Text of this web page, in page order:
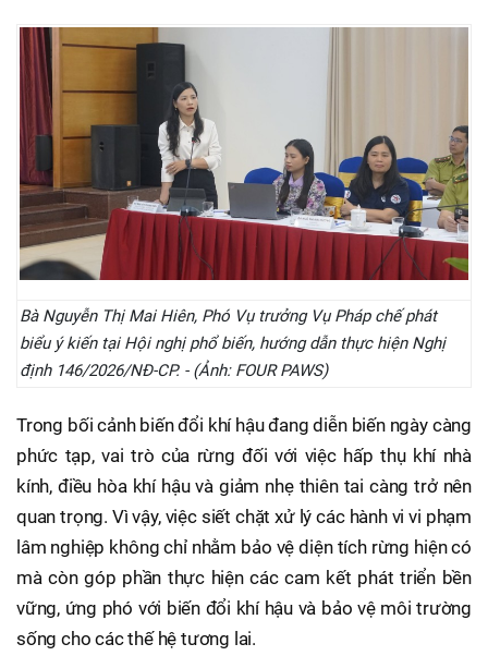
Bà Nguyễn Thị Mai Hiên, Phó Vụ trưởng Vụ Pháp chế phát
biểu ý kiến tại Hội nghị phổ biến, hướng dẫn thực hiện Nghị
định 146/2026/NĐ-CP. - (Ảnh: FOUR PAWS)
Trong bối cảnh biến đổi khí hậu đang diễn biến ngày càng
phức tạp, vai trò của rừng đối với việc hấp thụ khí nhà
kính, điều hòa khí hậu và giảm nhẹ thiên tai càng trở nên
quan trọng. Vì vậy, việc siết chặt xử lý các hành vi vi phạm
lâm nghiệp không chỉ nhằm bảo vệ diện tích rừng hiện có
mà còn góp phần thực hiện các cam kết phát triển bền
vững, ứng phó với biến đổi khí hậu và bảo vệ môi trường
sống cho các thế hệ tương lai.